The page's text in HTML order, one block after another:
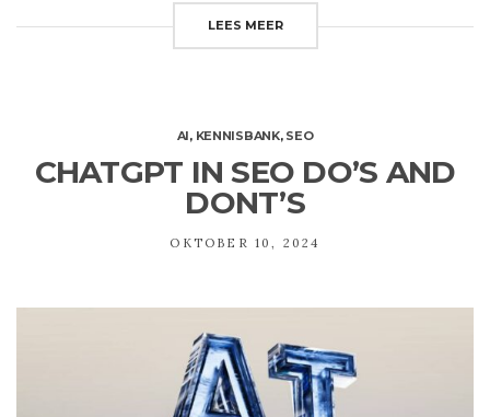
LEES MEER
AI, KENNISBANK, SEO
CHATGPT IN SEO DO’S AND
DONT’S
OKTOBER 10, 2024